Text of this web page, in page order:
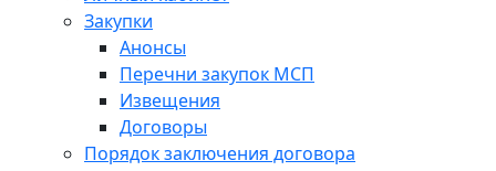
Закупки
Анонсы
Перечни закупок МСП
Извещения
Договоры
Порядок заключения договора